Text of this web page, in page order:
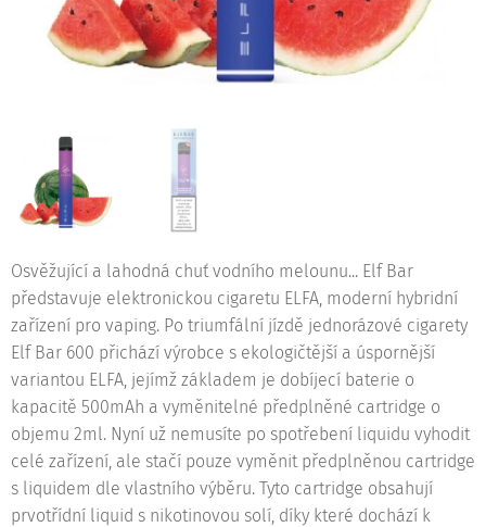
Osvěžující a lahodná chuť vodního melounu... Elf Bar
představuje elektronickou cigaretu ELFA, moderní hybridní
zařízení pro vaping. Po triumfální jízdě jednorázové cigarety
Elf Bar 600 přichází výrobce s ekologičtější a úspornější
variantou ELFA, jejímž základem je dobíjecí baterie o
kapacitě 500mAh a vyměnitelné předplněné cartridge o
objemu 2ml. Nyní už nemusíte po spotřebení liquidu vyhodit
celé zařízení, ale stačí pouze vyměnit předplněnou cartridge
s liquidem dle vlastního výběru. Tyto cartridge obsahují
prvotřídní liquid s nikotinovou solí, díky které dochází k